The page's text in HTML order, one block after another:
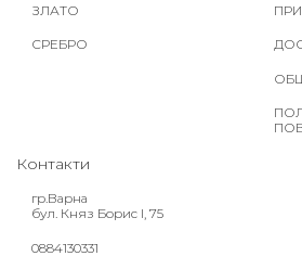
ЗЛАТО
СРЕБРО
Контакти
гр.Варна
бул. Княз Борис I, 75
0884130331